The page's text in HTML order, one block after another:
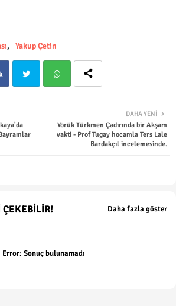
Yakup Çetin
ter tsap
DAHA YENI
Yörük Türkmen Çadırında bir Akşam
vakti - Prof Tugay hocamla Ters Lale
Bardakçıl incelemesinde.
Daha fazla göster
Error: Sonuç bulunamadı